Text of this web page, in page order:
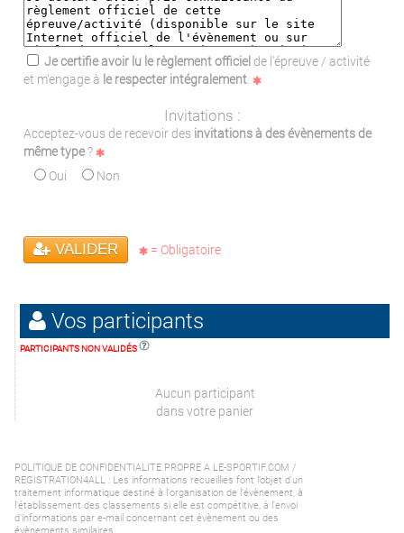
Je certifie avoir lu le règlement officiel de l'épreuve / activité
et m'engage à le respecter intégralement
Invitations :
Acceptez-vous de recevoir des invitations à des évènements de
même type?
Oui
Non
VALIDER = Obligatoire
Vos participants
PARTICIPANTS NON VALIDÉS
Aucun participant
dans votre panier
POLITIQUE DE CONFIDENTIALITE PROPRE A LE-SPORTIF.COM /
REGISTRATION4ALL : Les informations recueillies font l’objet d'un
traitement informatique destiné à l'organisation de l'évènement, à
l'établissement des classements si elle est compétitive, à l'envoi
d'informations par e-mail concernant cet évènement ou des